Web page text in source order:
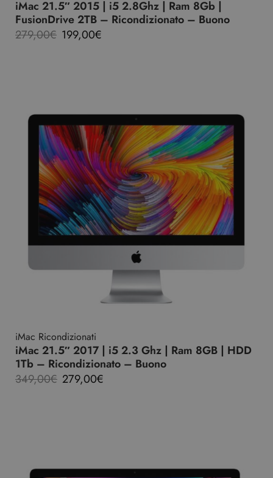
iMac 21.5″ 2015 | i5 2.8Ghz | Ram 8Gb |
FusionDrive 2TB – Ricondizionato – Buono
279,00€ 199,00€
iMac Ricondizionati
iMac 21.5″ 2017 | i5 2.3 Ghz | Ram 8GB | HDD
1Tb – Ricondizionato – Buono
349,00€ 279,00€